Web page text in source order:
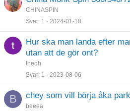
CHINASPIN
Svar 1 2024-01-10
Hur ska man landa efter
utan att de gör ont?
theoh
Svar 1 2023-08-06
B chey som vill börja åka
beeea